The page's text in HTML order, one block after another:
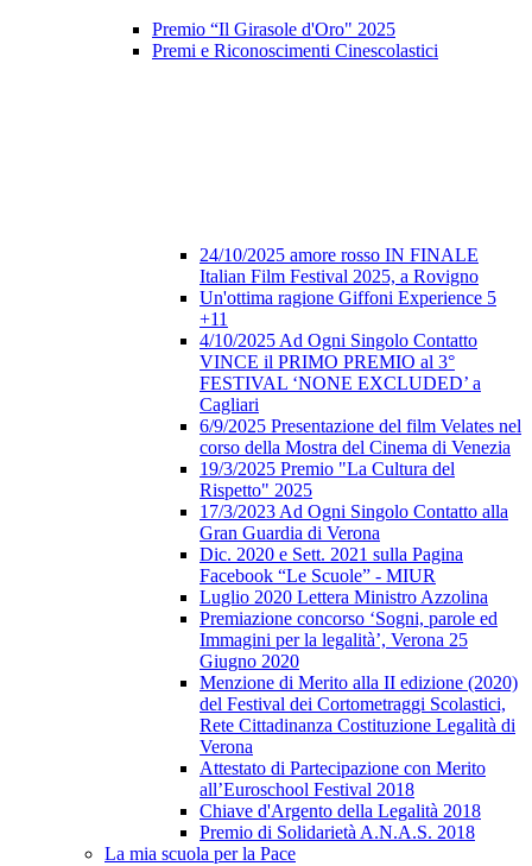
Premio “Il Girasole d'Oro" 2025
Premi e Riconoscimenti Cinescolastici
24/10/2025 amore rosso IN FINALE
Italian Film Festival 2025, a Rovigno
Un'ottima ragione Giffoni Experience 5
+11
4/10/2025 Ad Ogni Singolo Contatto
VINCE il PRIMO PREMIO al 3°
FESTIVAL ‘NONE EXCLUDED’ a
Cagliari
6/9/2025 Presentazione del film Velates nel
corso della Mostra del Cinema di Venezia
19/3/2025 Premio "La Cultura del
Rispetto" 2025
17/3/2023 Ad Ogni Singolo Contatto alla
Gran Guardia di Verona
Dic. 2020 e Sett. 2021 sulla Pagina
Facebook “Le Scuole” - MIUR
Luglio 2020 Lettera Ministro Azzolina
Premiazione concorso ‘Sogni, parole ed
Immagini per la legalità’, Verona 25
Giugno 2020
Menzione di Merito alla II edizione (2020)
del Festival dei Cortometraggi Scolastici,
Rete Cittadinanza Costituzione Legalità di
Verona
Attestato di Partecipazione con Merito
all’Euroschool Festival 2018
Chiave d'Argento della Legalità 2018
Premio di Solidarietà A.N.A.S. 2018
La mia scuola per la Pace